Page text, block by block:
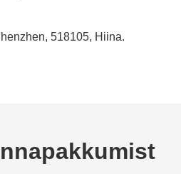
518105, Hiina.